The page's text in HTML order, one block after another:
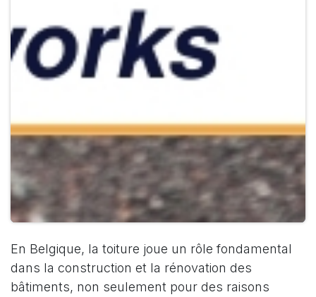
En Belgique, la toiture joue un rôle fondamental
dans la construction et la rénovation des
bâtiments, non seulement pour des raisons